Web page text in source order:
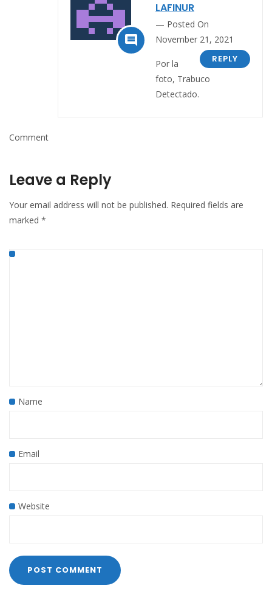

LAFINUR
Posted On
November 21, 2021
REPLY
Por la
foto, Trabuco
Detectado.
Comment
Leave a Reply
Your email address will not be published. Required fields are
marked *
Name
Email
Website